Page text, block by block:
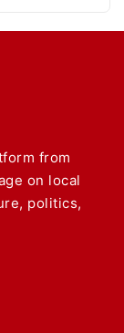
from
on local
politics,